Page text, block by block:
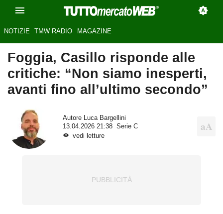
NOTIZIE TMW RADIO MAGAZINE
Foggia, Casillo risponde alle
critiche: “Non siamo inesperti,
avanti fino all’ultimo secondo”
Autore Luca Bargellini
13.04.2026 21:38
Serie C
vedi letture